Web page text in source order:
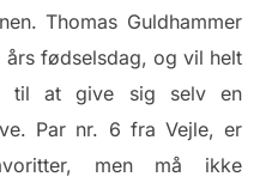
Thomas Guldhammer
fødselsdag, og vil helt
til at give sig selv en
Par nr. 6 fra Vejle, er
men må ikke